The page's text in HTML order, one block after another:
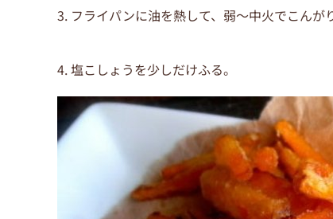
3. フライパンに油を熱して、弱～中火でこんが
4. 塩こしょうを少しだけふる。